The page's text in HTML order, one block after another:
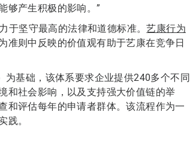
够产生积极的影响。”
于坚守最高的法律和道德标准。艺康行为
准则中反映的价值观有助于艺康在竞争日
为基础，该体系要求企业提供240多个不同
和社会影响，以及支持强大价值链的举
和评估每年的申请者群体。该流程作为一
践。